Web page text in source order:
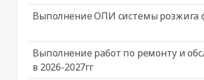
Выполнение ОПИ системы розжига
Выполнение работ по ремонту и
в 2026-2027гг